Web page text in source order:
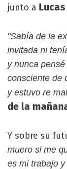
junto a
"Sabía de la
invitada ni
y nunca
consciente de
y estuvo re
de la
Y sobre su
muero si me
es mi trabajo